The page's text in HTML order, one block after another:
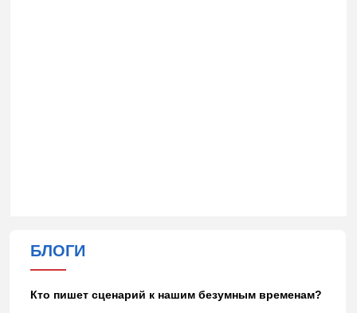
БЛОГИ
Кто пишет сценарий к нашим безумным временам?